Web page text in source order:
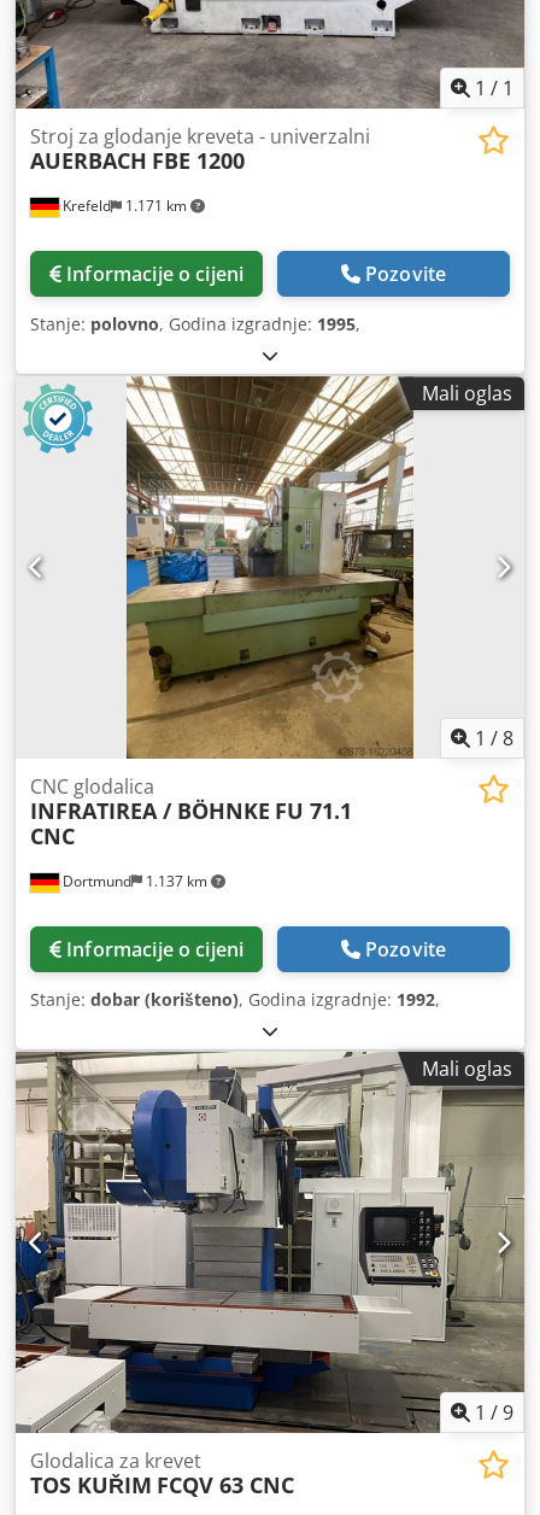
1 / 1
Krefeld 1.171 km
Stroj za glodanje kreveta - univerzalni
AUERBACH FBE 1200
Informacije o cijeni Pozovite
Stanje: polovno, Godina izgradnje: 1995,
Mali oglas
1 /8
Dortmund 1.137 km
CNC glodalica
INFRATIREA / BÖHNKE FU 71.1
CNC
Informacije o cijeni Pozovite
Stanje: dobar (korišteno), Godina izgradnje: 1992,
Mali oglas
1 /9
Glodalica za krevet
TOS KUŘIM FCQV 63 CNC